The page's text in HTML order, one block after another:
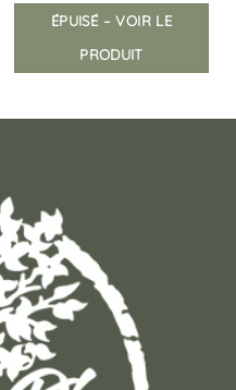
ÉPUISÉ – VOIR LE
PRODUIT